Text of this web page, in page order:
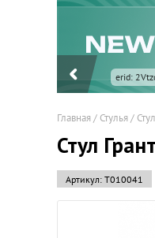
Главная/ Стулья/
Стул
Артикул: Т010041